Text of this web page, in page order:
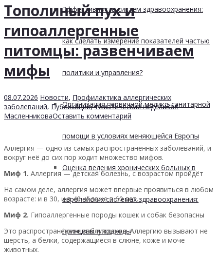
Эффективность систем здравоохранения:
как сделать измерение показателей частью
политики и управления?
Организация первичной медико-санитарной
помощи в условиях меняющейся Европы
Оценка ведения хронических больных в
европейских системах здравоохранения:
принципы и подходы
Тополиный пух и
гипоаллергенные
питомцы: развенчиваем
мифы
08.07.2026 Новости, Профилактика аллергических
заболеваний, Публикации,тематические неделиЗоя
МасленниковаОставить комментарий
Аллергия — одно из самых распространённых заболеваний, и
вокруг неё до сих пор ходит множество мифов.
Миф 1. Аллергия — детская болезнь, с возрастом пройдёт
На самом деле, аллергия может впервые проявиться в любом
возрасте: и в 30, и в 40, и даже в 60 лет.
Миф 2. Гипоаллергенные породы кошек и собак безопасны
Это распространённое заблуждение. Аллергию вызывают не
шерсть, а белки, содержащиеся в слюне, коже и моче
животных.